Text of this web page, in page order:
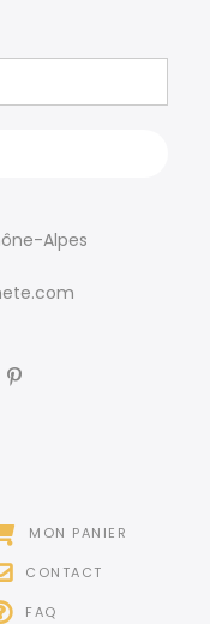
Alpes
MON PANIER
CONTACT
FAQ